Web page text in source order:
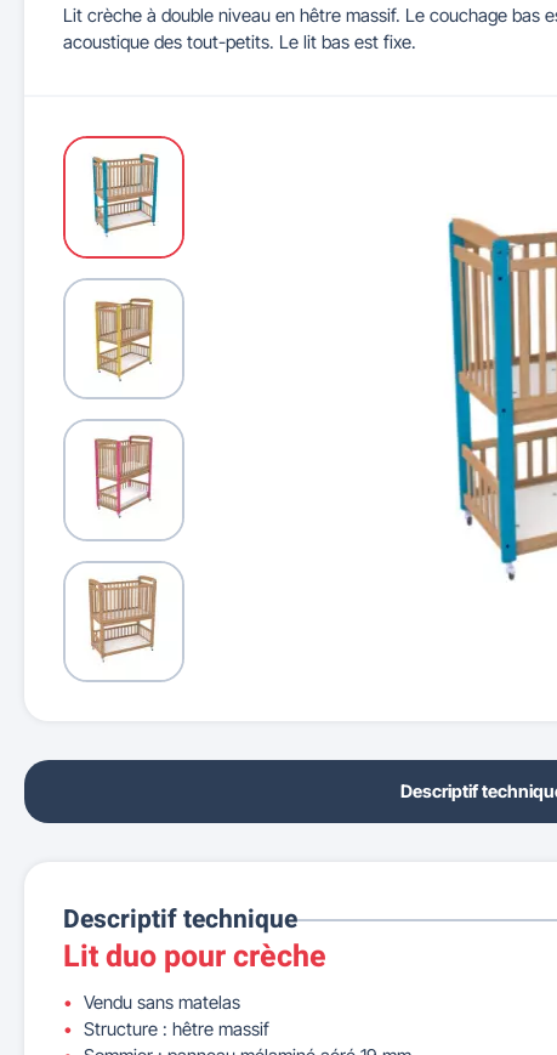
Lit crèche à double niveau en hêtre massif. Le couchage bas
acoustique des tout-petits. Le lit bas est fixe.
Descriptif
Descriptif technique
Lit duo pour crèche
Vendu sans matelas
Structure : hêtre massif